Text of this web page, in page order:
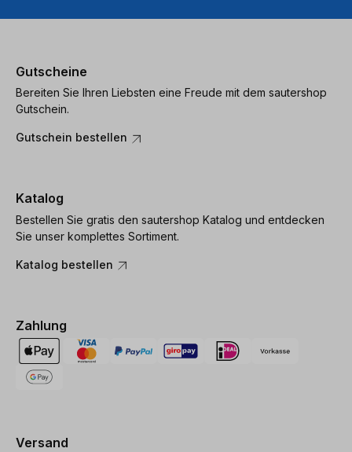
Gutscheine
Bereiten Sie Ihren Liebsten eine Freude mit dem sautershop
Gutschein.
Gutschein bestellen
Katalog
Bestellen Sie gratis den sautershop Katalog und entdecken
Sie unser komplettes Sortiment.
Katalog bestellen
Zahlung
Versand